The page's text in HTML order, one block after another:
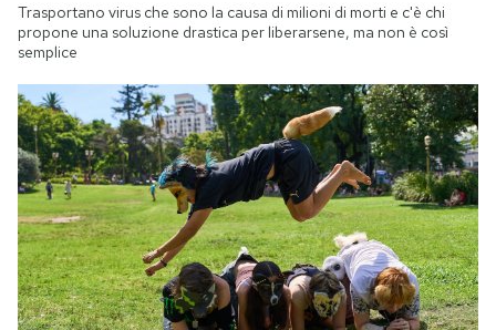
Trasportano virus che sono la causa di milioni di morti e c'è chi
propone una soluzione drastica per liberarsene, ma non è così
semplice